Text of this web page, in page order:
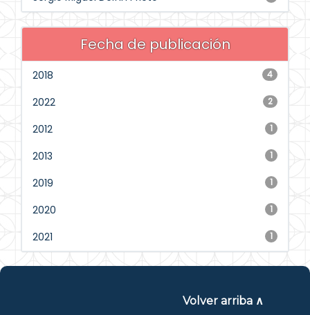
Fecha de publicación
4
2018
2
2022
1
2012
1
2013
1
2019
1
2020
1
2021
Volver arriba ∧